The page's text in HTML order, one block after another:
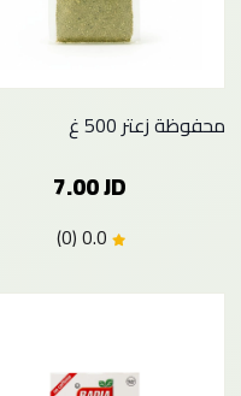
محفوظة زعتر 500 غ
7.00 JD